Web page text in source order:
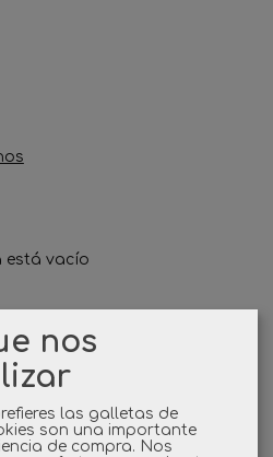
está vacío
nos
las galletas de
son una importante
de compra. Nos